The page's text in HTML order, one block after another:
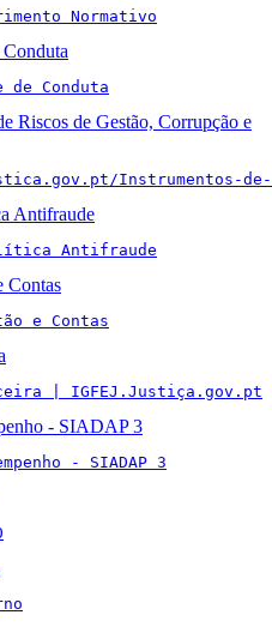
Normativo
Conduta
Riscos de Gestão, Corrupção e
Instrumentos-de-
Antifraude
Antifraude
Contas
e Contas
| IGFEJ.Justiça.gov.pt
- SIADAP 3
- SIADAP 3